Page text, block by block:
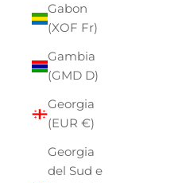
Gabon
(XOF Fr)
Gambia
(GMD D)
Georgia
(EUR €)
Georgia
del Sud e